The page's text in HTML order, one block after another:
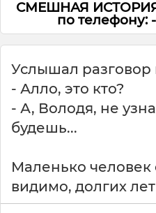
СМЕШНАЯ
по телефону:
Услышал разговор
- Алло, это кто?
- А, Володя, не
будешь...
Маленько человек
видимо, долгих